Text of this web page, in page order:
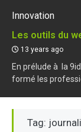
Innovation
Les outils du
13 years ago
En prélude à la
formé les
Tag: